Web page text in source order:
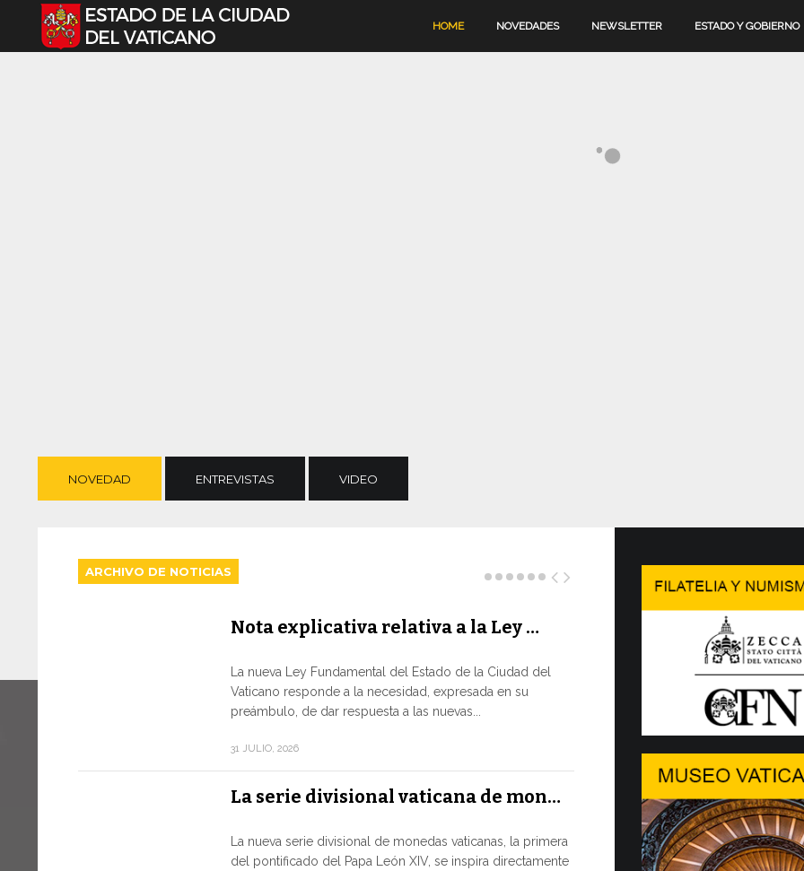
Seleccione su idioma HOME NOVEDADES NEWSLETTER ESTADO Y GOBIERNO
NOVEDAD ENTREVISTAS VIDEO
ARCHIVO DE NOTICIAS
Nota explicativa relativa a la Ley …
La nueva Ley Fundamental del Estado de la Ciudad del
Vaticano responde a la necesidad, expresada en su
preámbulo, de dar respuesta a las nuevas...
31 JULIO, 2026
La serie divisional vaticana de mon…
La nueva serie divisional de monedas vaticanas, la primera
del pontificado del Papa León XIV, se inspira directamente
…
LA
EN
En un
13 JULIO, 2026
Tres